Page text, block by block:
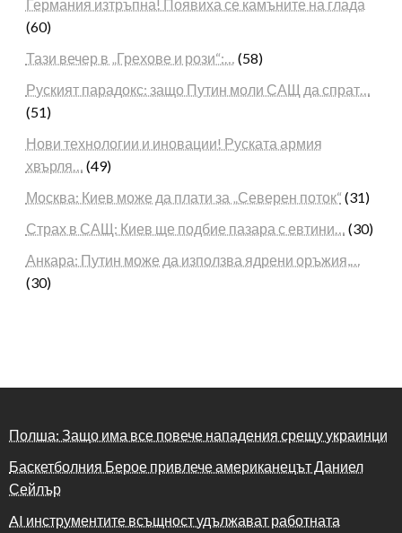
Германия изтръпна! Появиха се камъните на глада
(60)
Тази вечер в „Грехове и рози“:… (58)
Руският парадокс: защо Путин моли САЩ да спрат…
(51)
Нови технологии и иновации! Руската армия
хвърля… (49)
Москва: Киев може да плати за „Северен поток“ (31)
Страх в САЩ: Киев ще подбие пазара с евтини… (30)
Анкара: Путин може да използва ядрени оръжия,…
(30)
Полша: Защо има все повече нападения срещу украинци
Баскетболния Берое привлече американецът Даниел
Сейлър
AI инструментите всъщност удължават работната